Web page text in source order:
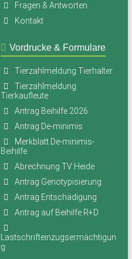
Fragen & Antworten
Kontakt
Vordrucke & Formulare
Tierzahlmeldung Tierhalter
Tierzahlmeldung
Tierkaufleute
Antrag Beihilfe 2026
Antrag De-minimis
Merkblatt De-minimis-
Beihilfe
Abrechnung TV Heide
Antrag Genotypisierung
Antrag Entschädigung
Antrag auf Beihilfe R+D
Lastschrifteinzugsermächtigun
g